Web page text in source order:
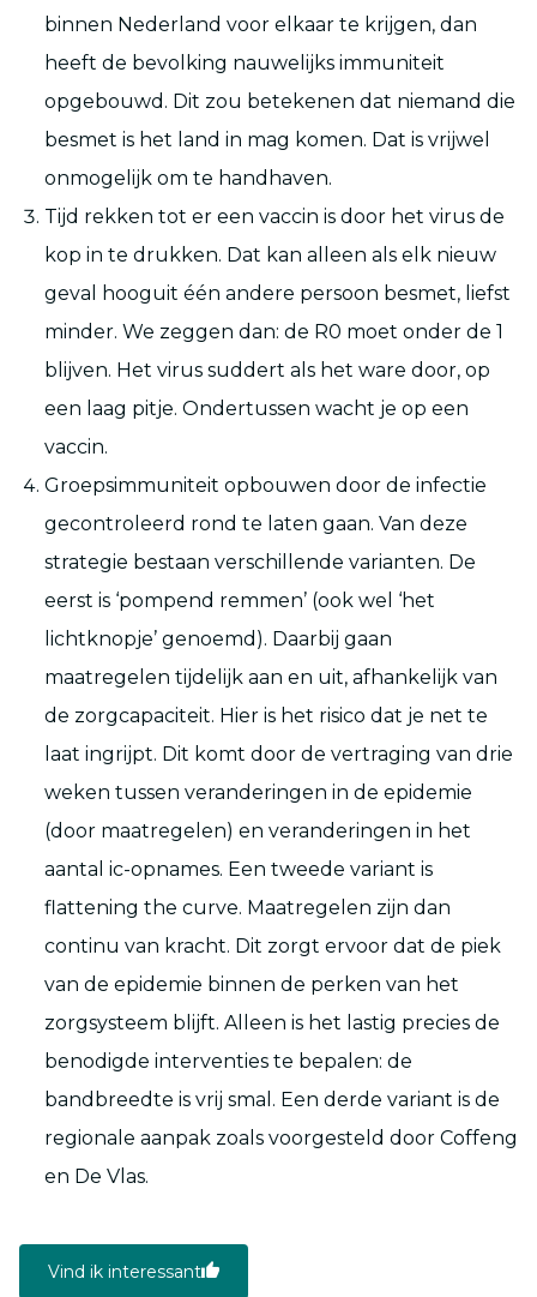
binnen Nederland voor elkaar te krijgen, dan
heeft de bevolking nauwelijks immuniteit
opgebouwd. Dit zou betekenen dat niemand die
besmet is het land in mag komen. Dat is vrijwel
onmogelijk om te handhaven.
Tijd rekken tot er een vaccin is door het virus de
kop in te drukken. Dat kan alleen als elk nieuw
geval hooguit één andere persoon besmet, liefst
minder. We zeggen dan: de R0 moet onder de 1
blijven. Het virus suddert als het ware door, op
een laag pitje. Ondertussen wacht je op een
vaccin.
Groepsimmuniteit opbouwen door de infectie
gecontroleerd rond te laten gaan. Van deze
strategie bestaan verschillende varianten. De
eerst is ‘pompend remmen’ (ook wel ‘het
lichtknopje’ genoemd). Daarbij gaan
maatregelen tijdelijk aan en uit, afhankelijk van
de zorgcapaciteit. Hier is het risico dat je net te
laat ingrijpt. Dit komt door de vertraging van drie
weken tussen veranderingen in de epidemie
(door maatregelen) en veranderingen in het
aantal ic-opnames. Een tweede variant is
flattening the curve. Maatregelen zijn dan
continu van kracht. Dit zorgt ervoor dat de piek
van de epidemie binnen de perken van het
zorgsysteem blijft. Alleen is het lastig precies de
benodigde interventies te bepalen: de
bandbreedte is vrij smal. Een derde variant is de
regionale aanpak zoals voorgesteld door Coffeng
en De Vlas.
Vind ik interessant